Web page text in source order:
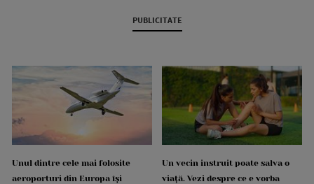
PUBLICITATE
Unul dintre cele mai folosite
aeroporturi din Europa își
Un vecin instruit poate salva o
viață. Vezi despre ce e vorba